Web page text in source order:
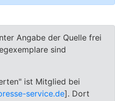
Angabe der Quelle frei
sind
ist Mitglied bei
service.de]. Dort